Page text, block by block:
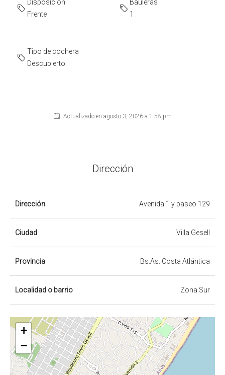
Disposición
Frente
Bauleras
1
Tipo de cochera
Descubierto
Actualizado en agosto 3, 2026 a 1:58 pm
Dirección
Dirección Avenida 1 y paseo 129
Ciudad Villa Gesell
Provincia Bs.As. Costa Atlántica
Localidad o barrio Zona Sur
+
−